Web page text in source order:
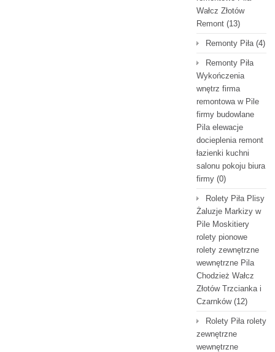
Wałcz Złotów
Remont (13)
Remonty Piła(4)
Remonty Piła
Wykończenia
wnętrz firma
remontowa w Pile
firmy budowlane
Pila elewacje
docieplenia remont
łazienki kuchni
salonu pokoju biura
firmy (0)
Rolety Piła Plisy
Żaluzje Markizy w
Pile Moskitiery
rolety pionowe
rolety zewnętrzne
wewnętrzne Pila
Chodzież Wałcz
Złotów Trzcianka i
Czarnków(12)
Rolety Piła rolety
zewnętrzne
wewnętrzne